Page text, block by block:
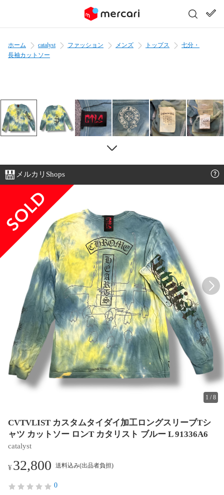
ホーム catalyst ファッション メンズ トップス
七分・
長袖カットソー
メルカリShops
1 /8
CVTVLIST カスタムタイダイ加工ロングスリーブTシ
ャツ カットソー ロンT カタリスト ブルー L 91336A6
catalyst
¥32,800 送料込み(出品者負担)
0